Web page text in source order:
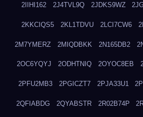
2IIHI162 2J4TVL9Q 2JDKS9WZ
2KKCIQS5 2KL1TDVU 2LCI7CW6
2M7YMERZ 2MIQDBKK 2N165DB2
2OC6YQYJ 2ODHTNIQ 2OYOC8EB
2PFU2MB3 2PGICZT7 2PJA33U1
2QFIABDG 2QYABSTR 2R02B74P